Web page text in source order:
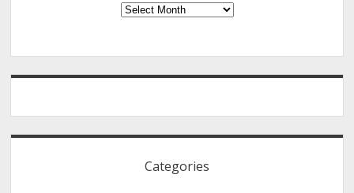
Archives
Categories